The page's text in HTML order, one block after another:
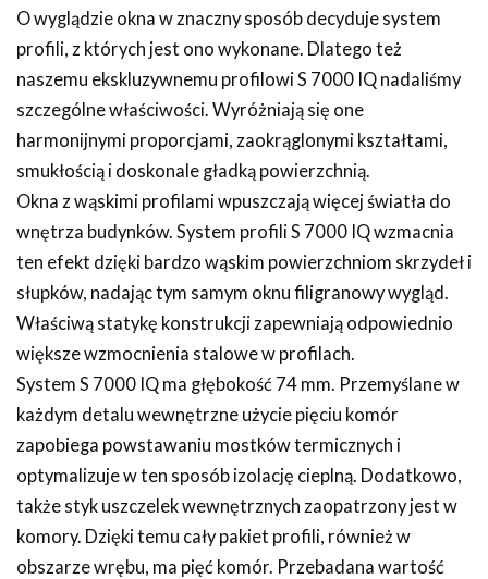
O wyglądzie okna w znaczny sposób decyduje system
profili, z których jest ono wykonane. Dlatego też
naszemu ekskluzywnemu profilowi S 7000 IQ nadaliśmy
szczególne właściwości. Wyróżniają się one
harmonijnymi proporcjami, zaokrąglonymi kształtami,
smukłością i doskonale gładką powierzchnią.
Okna z wąskimi profilami wpuszczają więcej światła do
wnętrza budynków. System profili S 7000 IQ wzmacnia
ten efekt dzięki bardzo wąskim powierzchniom skrzydeł i
słupków, nadając tym samym oknu filigranowy wygląd.
Właściwą statykę konstrukcji zapewniają odpowiednio
większe wzmocnienia stalowe w profilach.
System S 7000 IQ ma głębokość 74 mm. Przemyślane w
każdym detalu wewnętrzne użycie pięciu komór
zapobiega powstawaniu mostków termicznych i
optymalizuje w ten sposób izolację cieplną. Dodatkowo,
także styk uszczelek wewnętrznych zaopatrzony jest w
komory. Dzięki temu cały pakiet profili, również w
obszarze wrębu, ma pięć komór. Przebadana wartość